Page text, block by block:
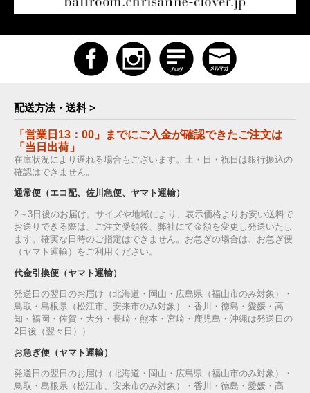
配送方法・送料 >
「営業日13：00」までにご入金が確認できたご注文は
「当日出荷」
在庫状況により遅れる場合もございます。土・日・祝日は銀行振込の
確認はできません。
通常便（エコ配、佐川急便、ヤマト運輸）
2～3日後のお届け。サイズや地域により、表示価格よりお安い送料で
お送りできる際は、ご注文受領後、弊社にて金額を変更し発送いたし
ます。確実な日時のご指定はできません。お急ぎの場合は、お急ぎ便
（ヤマト運輸）をご利用ください。
代金引換便（ヤマト運輸）
発送日の翌日のお届け（北海道・岡山・広島県（福山市のみ対象）・
鳥取・島根県（松江市、安来市のみ対象）・香川・徳島・愛媛・高
知・福岡・佐賀・大分・長崎・熊本・宮崎・鹿児島・沖縄は発送日の
2日後（翌々日））
お急ぎ便（ヤマト運輸）
発送日の翌日のお届け（北海道・岡山・広島県（福山市のみ対象）・
鳥取・島根県（松江市、安来市のみ対象）・香川・徳島・愛媛・高